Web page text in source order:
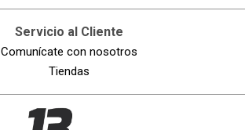
Servicio al Cliente
Comunícate con nosotros
Tiendas